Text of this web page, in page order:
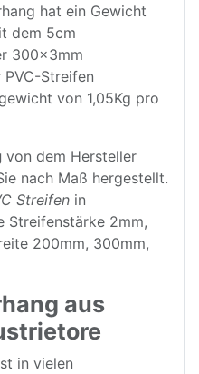
hat ein Gewicht
dem 5cm
300x3mm
Streifen
von 1,05Kg pro
von dem Hersteller
nach Maß hergestellt.
Streifen in
Streifenstärke 2mm,
200mm, 300mm,
aus
in vielen